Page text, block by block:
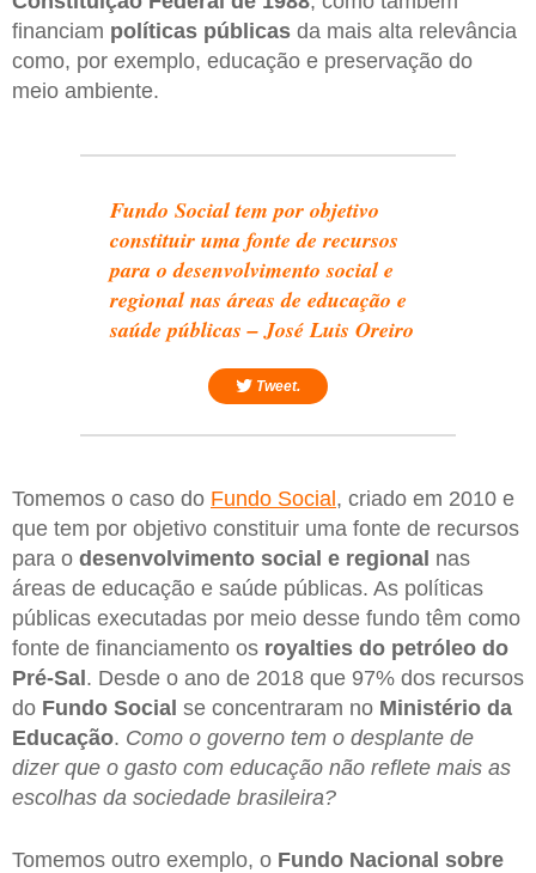
financiam políticas públicas da mais alta relevância
como, por exemplo, educação e preservação do
meio ambiente.
Fundo Social tem por objetivo
constituir uma fonte de recursos
para o desenvolvimento social e
regional nas áreas de educação e
saúde públicas – José Luis Oreiro
Tweet.
Tomemos o caso do Fundo Social, criado em 2010 e
que tem por objetivo constituir uma fonte de recursos
para o desenvolvimento social e regional nas
áreas de educação e saúde públicas. As políticas
públicas executadas por meio desse fundo têm como
fonte de financiamento os royalties do petróleo do
Pré-Sal. Desde o ano de 2018 que 97% dos recursos
do Fundo Social se concentraram no Ministério da
Educação. Como o governo tem o desplante de
dizer que o gasto com educação não reflete mais as
escolhas da sociedade brasileira?
Tomemos outro exemplo, o Fundo Nacional sobre